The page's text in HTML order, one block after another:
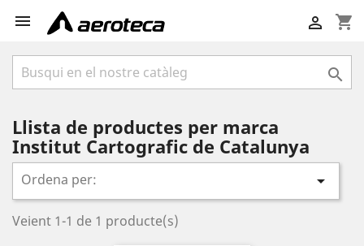
 shopping_cart


Llista de productes per marca
Institut Cartografic de Catalunya
Ordena per: 
Veient 1-1 de 1 producte(s)